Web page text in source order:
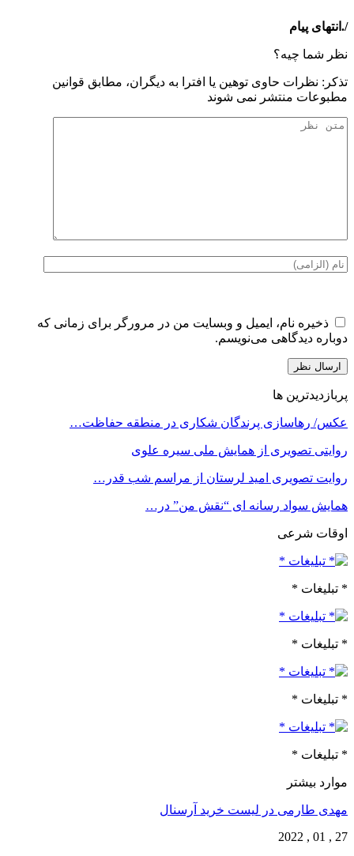
/.انتهای پیام
نظر شما چیه؟
تذكر: نظرات حاوی توهين يا افترا به ديگران، مطابق قوانين
مطبوعات منتشر نمی شوند
ذخیره نام، ایمیل و وبسایت من در مرورگر برای زمانی که
دوباره دیدگاهی می‌نویسم.
پربازدیدترین ها
عکس/ رهاسازی پرندگان شکاری در منطقه حفاظت…
روایتی تصویری از همایش ملی سیره علوی
روایت تصویری امید لرستان از مراسم شب قدر…
همایش سواد رسانه ای “نقش من” در…
اوقات شرعی
* تبلیغات *
* تبلیغات *
* تبلیغات *
* تبلیغات *
موارد بیشتر
مهدی طارمی در لیست خرید آرسنال
27 , 01 , 2022